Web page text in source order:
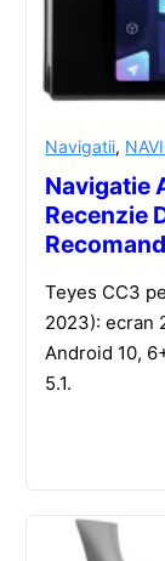
Navigatii,
Navigatie
Recenzie
Teyes CC3
2023): ecran
Android 10,
5.1.